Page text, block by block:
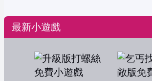
最新小遊戲